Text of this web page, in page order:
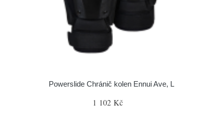
Powerslide Chránič kolen Ennui Ave, L
1 102 Kč